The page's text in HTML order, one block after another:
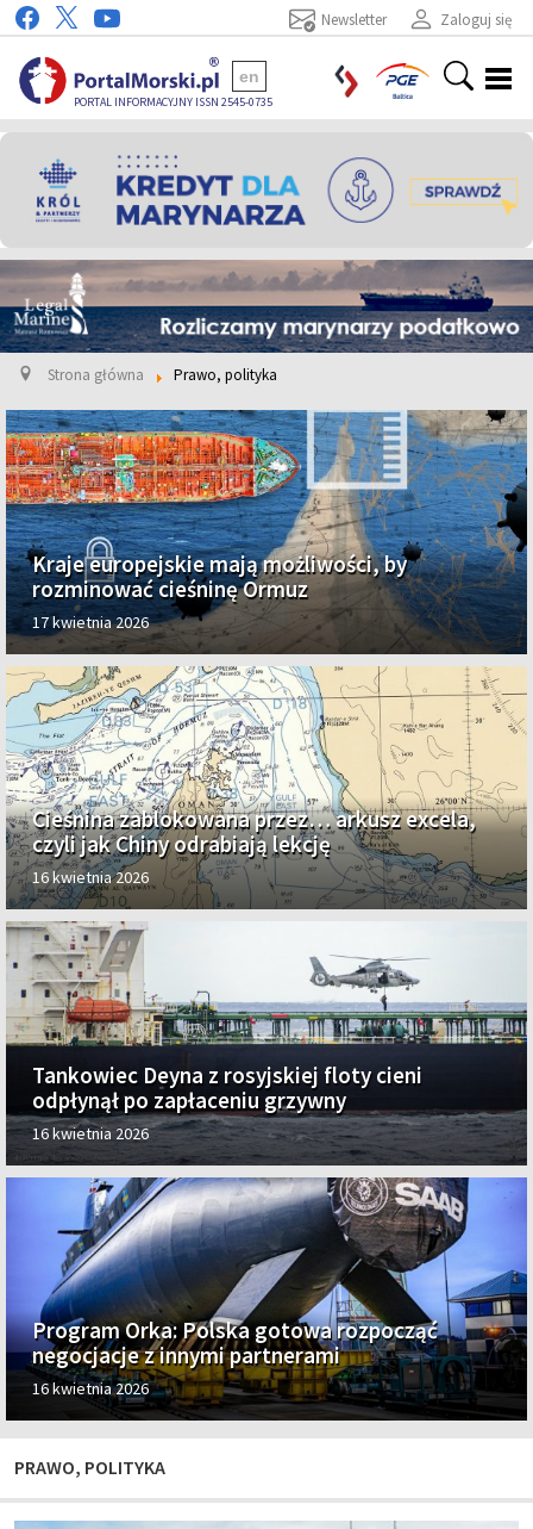
Zaloguj się
Newsletter
PORTAL INFORMACYJNY ISSN 2545-0735
en
Strona główna Prawo, polityka
Kraje europejskie mają możliwości, by
rozminować cieśninę Ormuz
17 kwietnia 2026
Cieśnina zablokowana przez… arkusz excela,
czyli jak Chiny odrabiają lekcję
16 kwietnia 2026
Tankowiec Deyna z rosyjskiej floty cieni
odpłynął po zapłaceniu grzywny
16 kwietnia 2026
Program Orka: Polska gotowa rozpocząć
negocjacje z innymi partnerami
16 kwietnia 2026
PRAWO, POLITYKA